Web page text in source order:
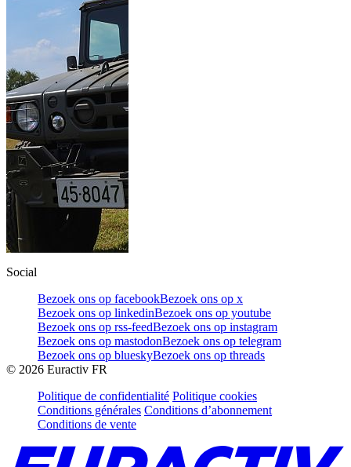
Social
Bezoek ons op facebookBezoek ons op x
Bezoek ons op linkedinBezoek ons op youtube
Bezoek ons op rss-feedBezoek ons op instagram
Bezoek ons op mastodonBezoek ons op telegram
Bezoek ons op blueskyBezoek ons op threads
© 2026 Euractiv FR
Politique de confidentialité Politique cookies
Conditions générales Conditions d’abonnement
Conditions de vente